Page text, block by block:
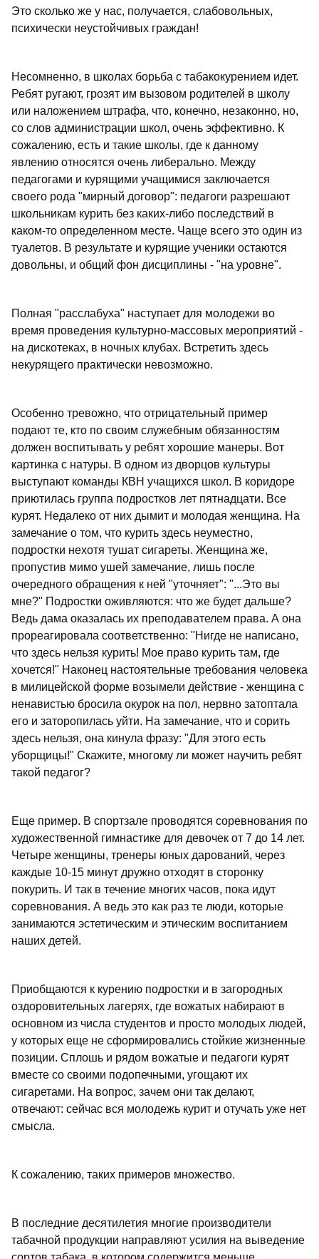
Это сколько же у нас, получается, слабовольных,
психически неустойчивых граждан!
Несомненно, в школах борьба с табакокурением идет.
Ребят ругают, грозят им вызовом родителей в школу
или наложением штрафа, что, конечно, незаконно, но,
со слов администрации школ, очень эффективно. К
сожалению, есть и такие школы, где к данному
явлению относятся очень либерально. Между
педагогами и курящими учащимися заключается
своего рода "мирный договор": педагоги разрешают
школьникам курить без каких-либо последствий в
каком-то определенном месте. Чаще всего это один из
туалетов. В результате и курящие ученики остаются
довольны, и общий фон дисциплины - "на уровне".
Полная "расслабуха" наступает для молодежи во
время проведения культурно-массовых мероприятий -
на дискотеках, в ночных клубах. Встретить здесь
некурящего практически невозможно.
Особенно тревожно, что отрицательный пример
подают те, кто по своим служебным обязанностям
должен воспитывать у ребят хорошие манеры. Вот
картинка с натуры. В одном из дворцов культуры
выступают команды КВН учащихся школ. В коридоре
приютилась группа подростков лет пятнадцати. Все
курят. Недалеко от них дымит и молодая женщина. На
замечание о том, что курить здесь неуместно,
подростки нехотя тушат сигареты. Женщина же,
пропустив мимо ушей замечание, лишь после
очередного обращения к ней "уточняет": "...Это вы
мне?" Подростки оживляются: что же будет дальше?
Ведь дама оказалась их преподавателем права. А она
прореагировала соответственно: "Нигде не написано,
что здесь нельзя курить! Мое право курить там, где
хочется!" Наконец настоятельные требования человека
в милицейской форме возымели действие - женщина с
ненавистью бросила окурок на пол, нервно затоптала
его и заторопилась уйти. На замечание, что и сорить
здесь нельзя, она кинула фразу: "Для этого есть
уборщицы!" Скажите, многому ли может научить ребят
такой педагог?
Еще пример. В спортзале проводятся соревнования по
художественной гимнастике для девочек от 7 до 14 лет.
Четыре женщины, тренеры юных дарований, через
каждые 10-15 минут дружно отходят в сторонку
покурить. И так в течение многих часов, пока идут
соревнования. А ведь это как раз те люди, которые
занимаются эстетическим и этическим воспитанием
наших детей.
Приобщаются к курению подростки и в загородных
оздоровительных лагерях, где вожатых набирают в
основном из числа студентов и просто молодых людей,
у которых еще не сформировались стойкие жизненные
позиции. Сплошь и рядом вожатые и педагоги курят
вместе со своими подопечными, угощают их
сигаретами. На вопрос, зачем они так делают,
отвечают: сейчас вся молодежь курит и отучать уже нет
смысла.
К сожалению, таких примеров множество.
В последние десятилетия многие производители
табачной продукции направляют усилия на выведение